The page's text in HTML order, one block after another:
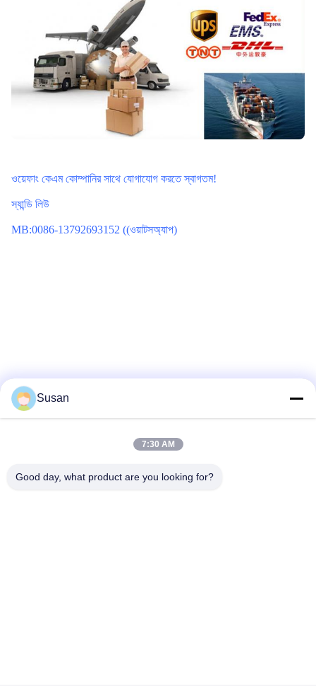
ওয়েফাং কেএম কোম্পানির সাথে যোগাযোগ করতে স্বাগতম!
স্যান্ডি লিউ
MB:0086-13792693152 ((ওয়াটসঅ্যাপ)
ট্যাগ: আল্ট্রাসোনিক ভ্যাকুয়াম ক্যাভিটেশন মেশিন
Susan
7:30 AM
Good day, what product are you looking for?